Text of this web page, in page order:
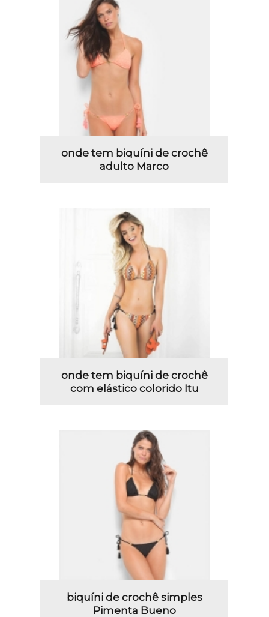
onde tem biquíni de crochê
adulto Marco
onde tem biquíni de crochê
com elástico colorido Itu
biquíni de crochê simples
Pimenta Bueno